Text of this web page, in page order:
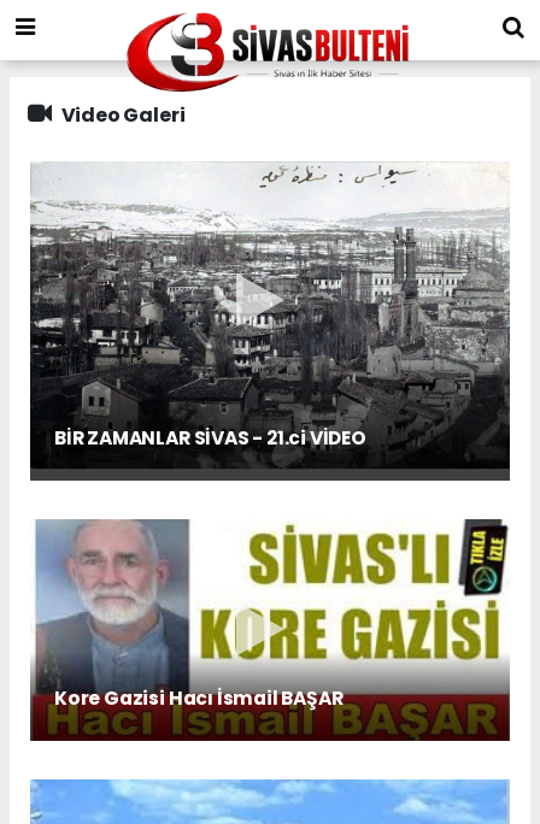
Video Galeri
BİR ZAMANLAR SİVAS - 21.ci VİDEO
Kore Gazisi Hacı İsmail BAŞAR